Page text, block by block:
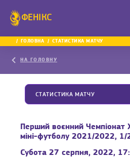
ФЕНІКС
ГОЛОВНА СТАТИСТИКА МАТЧУ
НА ГОЛОВНУ
СТАТИСТИКА МАТЧУ
Перший воєнний Чемпіонат
міні-футболу 2021/2022, 1/
Субота 27 серпня, 2022,